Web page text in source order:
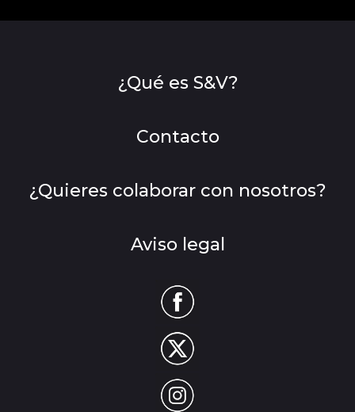
¿Qué es S&V?
Contacto
¿Quieres colaborar con nosotros?
Aviso legal